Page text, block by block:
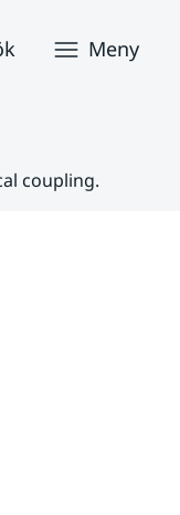
Meny
coupling.